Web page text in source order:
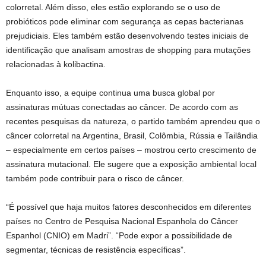
colorretal. Além disso, eles estão explorando se o uso de
probióticos pode eliminar com segurança as cepas bacterianas
prejudiciais. Eles também estão desenvolvendo testes iniciais de
identificação que analisam amostras de shopping para mutações
relacionadas à kolibactina.
Enquanto isso, a equipe continua uma busca global por
assinaturas mútuas conectadas ao câncer. De acordo com as
recentes pesquisas da natureza, o partido também aprendeu que o
câncer colorretal na Argentina, Brasil, Colômbia, Rússia e Tailândia
– especialmente em certos países – mostrou certo crescimento de
assinatura mutacional. Ele sugere que a exposição ambiental local
também pode contribuir para o risco de câncer.
“É possível que haja muitos fatores desconhecidos em diferentes
países no Centro de Pesquisa Nacional Espanhola do Câncer
Espanhol (CNIO) em Madri”. “Pode expor a possibilidade de
segmentar, técnicas de resistência específicas”.